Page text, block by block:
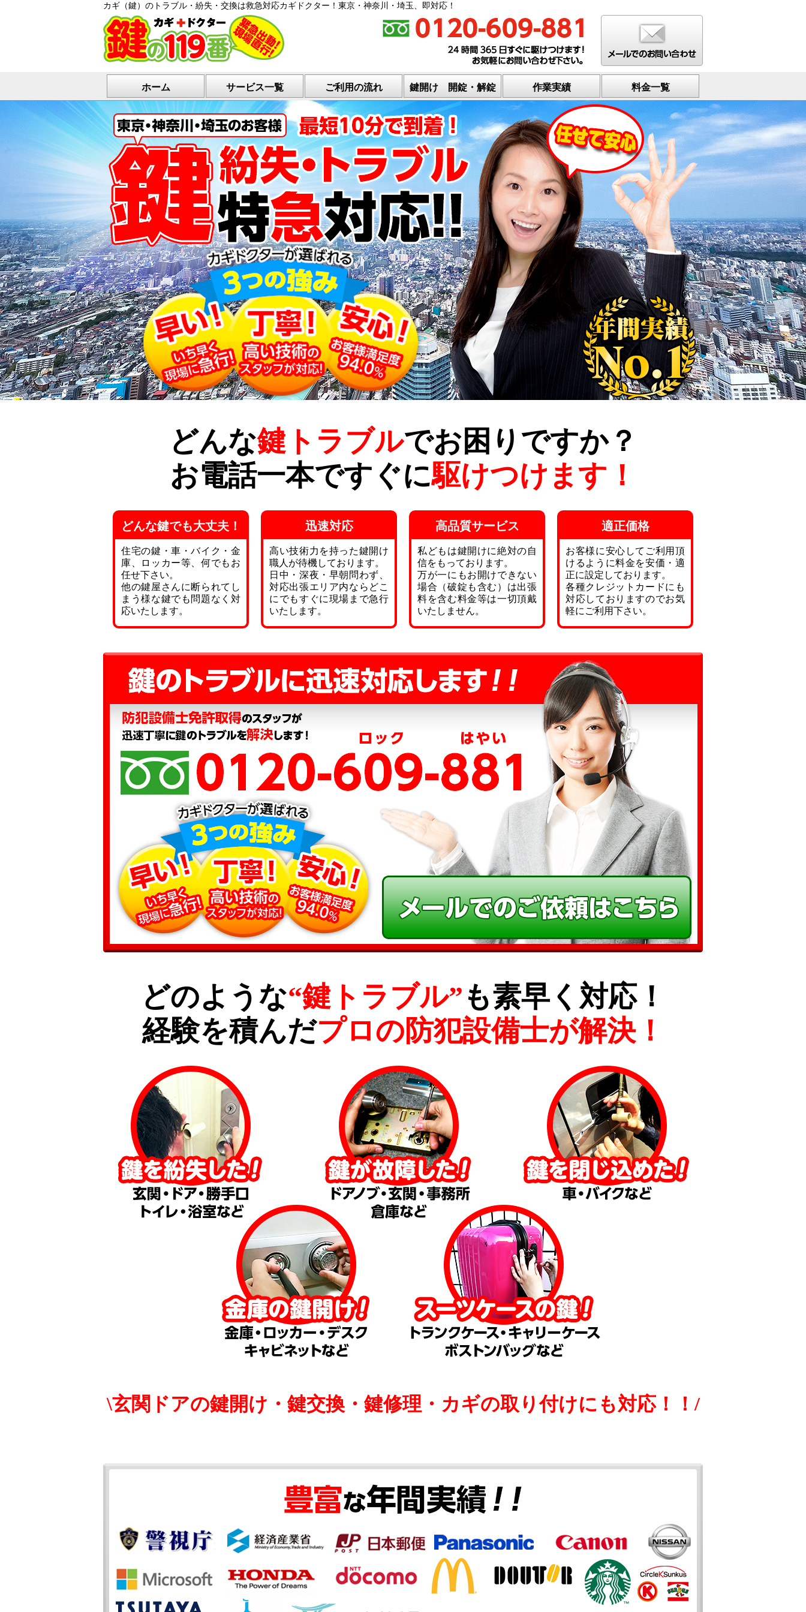
カギ（鍵）のトラブル・紛失・交換は救急対応カギドクター！東京・神奈川・埼玉、即対応！
ホーム サービス一覧 ご利用の流れ 鍵開け 開錠・解錠 作業実績 料金一覧
どんな鍵トラブルでお困りですか？
お電話一本ですぐに駆けつけます！
どんな鍵でも大丈夫！
住宅の鍵・車・バイク・金
庫、ロッカー等、何でもお
任せ下さい。
他の鍵屋さんに断られてし
まう様な鍵でも問題なく対
応いたします。
迅速対応
高い技術力を持った鍵開け
職人が待機しております。
日中・深夜・早朝問わず、
対応出張エリア内ならどこ
にでもすぐに現場まで急行
いたします。
高品質サービス
私どもは鍵開けに絶対の自
信をもっております。
万が一にもお開けできない
場合（破錠も含む）は出張
料を含む料金等は一切頂戴
いたしません。
適正価格
お客様に安心してご利用頂
けるように料金を安価・適
正に設定しております。
各種クレジットカードにも
対応しておりますのでお気
軽にご利用下さい。
どのような“鍵トラブル” も素早く対応！
経験を積んだプロの防犯設備士が解決！
\玄関ドアの鍵開け・鍵交換・鍵修理・カギの取り付けにも対応！！/